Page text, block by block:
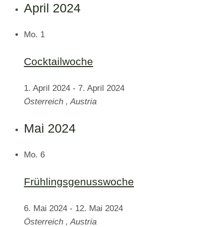
April 2024
Mo. 1
Cocktailwoche
1. April 2024 - 7. April 2024
Österreich , Austria
Mai 2024
Mo. 6
Frühlingsgenusswoche
6. Mai 2024 - 12. Mai 2024
Österreich , Austria